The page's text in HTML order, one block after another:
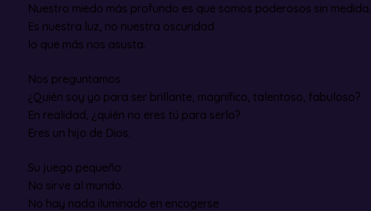
Nuestro miedo más profundo es que somos poderosos sin medida.
Es nuestra luz, no nuestra oscuridad
lo que más nos asusta.
Nos preguntamos
¿Quién soy yo para ser brillante, magnífico, talentoso, fabuloso?
En realidad, ¿quién no eres tú para serlo?
Eres un hijo de Dios.
Su juego pequeño
No sirve al mundo.
No hay nada iluminado en encogerse